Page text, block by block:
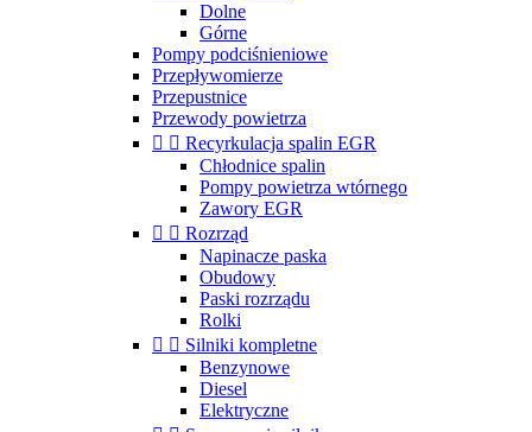
Dolne
Górne
Pompy podciśnieniowe
Przepływomierze
Przepustnice
Przewody powietrza
  Recyrkulacja spalin EGR
Chłodnice spalin
Pompy powietrza wtórnego
Zawory EGR
  Rozrząd
Napinacze paska
Obudowy
Paski rozrządu
Rolki
  Silniki kompletne
Benzynowe
Diesel
Elektryczne